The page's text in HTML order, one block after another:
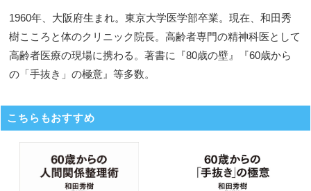
1960年、大阪府生まれ。東京大学医学部卒業。現在、和田秀
樹こころと体のクリニック院長。高齢者専門の精神科医として
高齢者医療の現場に携わる。著書に『80歳の壁』『60歳から
の「手抜き」の極意』等多数。
こちらもおすすめ